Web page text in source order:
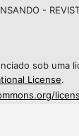
-
sob uma
License.